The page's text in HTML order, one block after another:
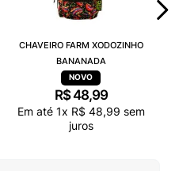
CHAVEIRO FARM XODOZINHO
BANANADA
R$48,99
Em até 1x R$ 48,99 sem
juros